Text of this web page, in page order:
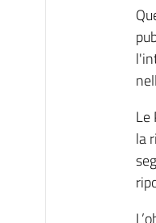
Le
la